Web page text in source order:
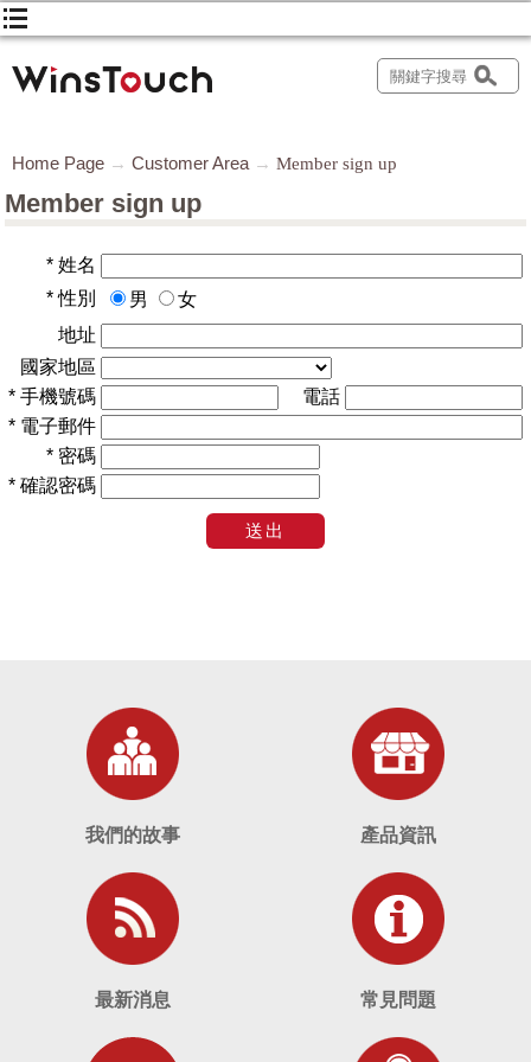
Home Page Customer Area Member sign up
Member sign up
* 姓名
* 性別 男
女
地址
國家地區
* 手機號碼
電話
* 電子郵件
* 密碼
* 確認密碼
我們的故事 產品資訊
最新消息 常見問題